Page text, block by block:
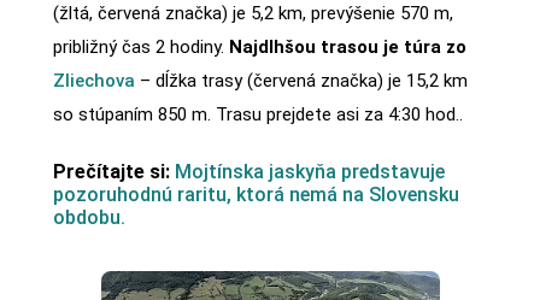
(žltá, červená značka) je 5,2 km, prevýšenie 570 m,
približný čas 2 hodiny. Najdlhšou trasou je túra zo
Zliechova – dĺžka trasy (červená značka) je 15,2 km
so stúpaním 850 m. Trasu prejdete asi za 4:30 hod..
Prečítajte si: Mojtínska jaskyňa predstavuje
pozoruhodnú raritu, ktorá nemá na Slovensku
obdobu.